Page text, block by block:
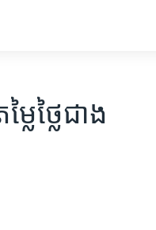
ៃ​ថ្លៃ​ជាង​